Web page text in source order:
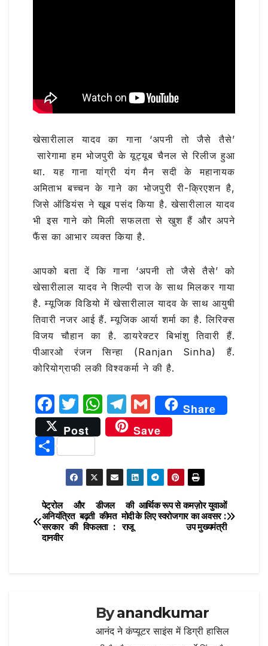
खेसारीलाल यादव का गाना ‘अपनी तो जैसे तैसे’
सारेगामा हम भोजपुरी के यूट्यूब चैनल से रिलीज हुआ
था. यह गाना यांग्री यंग मैन सदी के महानायक
अमिताभ बच्चन के गाने का भोजपुरी री-क्रिएशन है,
जिसे ऑडियंस ने खूब पसंद किया है. खेसारीलाल यादव
भी इस गाने को मिली सफलता से खुश हैं और अपने
फैंस का आभार व्यक्त किया है.
आपको बता दें कि गाना ‘अपनी तो जैसे तैसे’ को
खेसारीलाल यादव ने शिल्पी राज के साथ मिलकर गाया
है. म्यूजिक विडियो में खेसारीलाल यादव के साथ आयुषी
तिवारी नजर आई हैं. म्यूजिक आर्या शर्मा का है. लिरिक्स
विजय चौहान का है. डायरेक्टर बिभांशु तिवारी हैं.
पीआरओ रंजन सिन्हा (Ranjan Sinha) हैं.
कोरियोग्राफी लकी विश्वकर्मा ने की है.
F
a
c
e
b
o
o
k
T
w
it
te
r
W
h
at
A
p
p
T
el
e
ra
m
G
m
ai
Share
Post
Save
S
h
ar
e
Post
navigation
आर्थिक रूप से कमज़ोर युवाओं
के लिए स्वरोजगार का अवसर :
उप मुख्यमंत्री
पेट्रोल और डीजल की
अनियंत्रित बढ़ती कीमत मोदी
सरकार की विफलता : राजू
दानवीर
Byanandkumar
आनंद ने कंप्यूटर साइंस में डिग्री हासिल